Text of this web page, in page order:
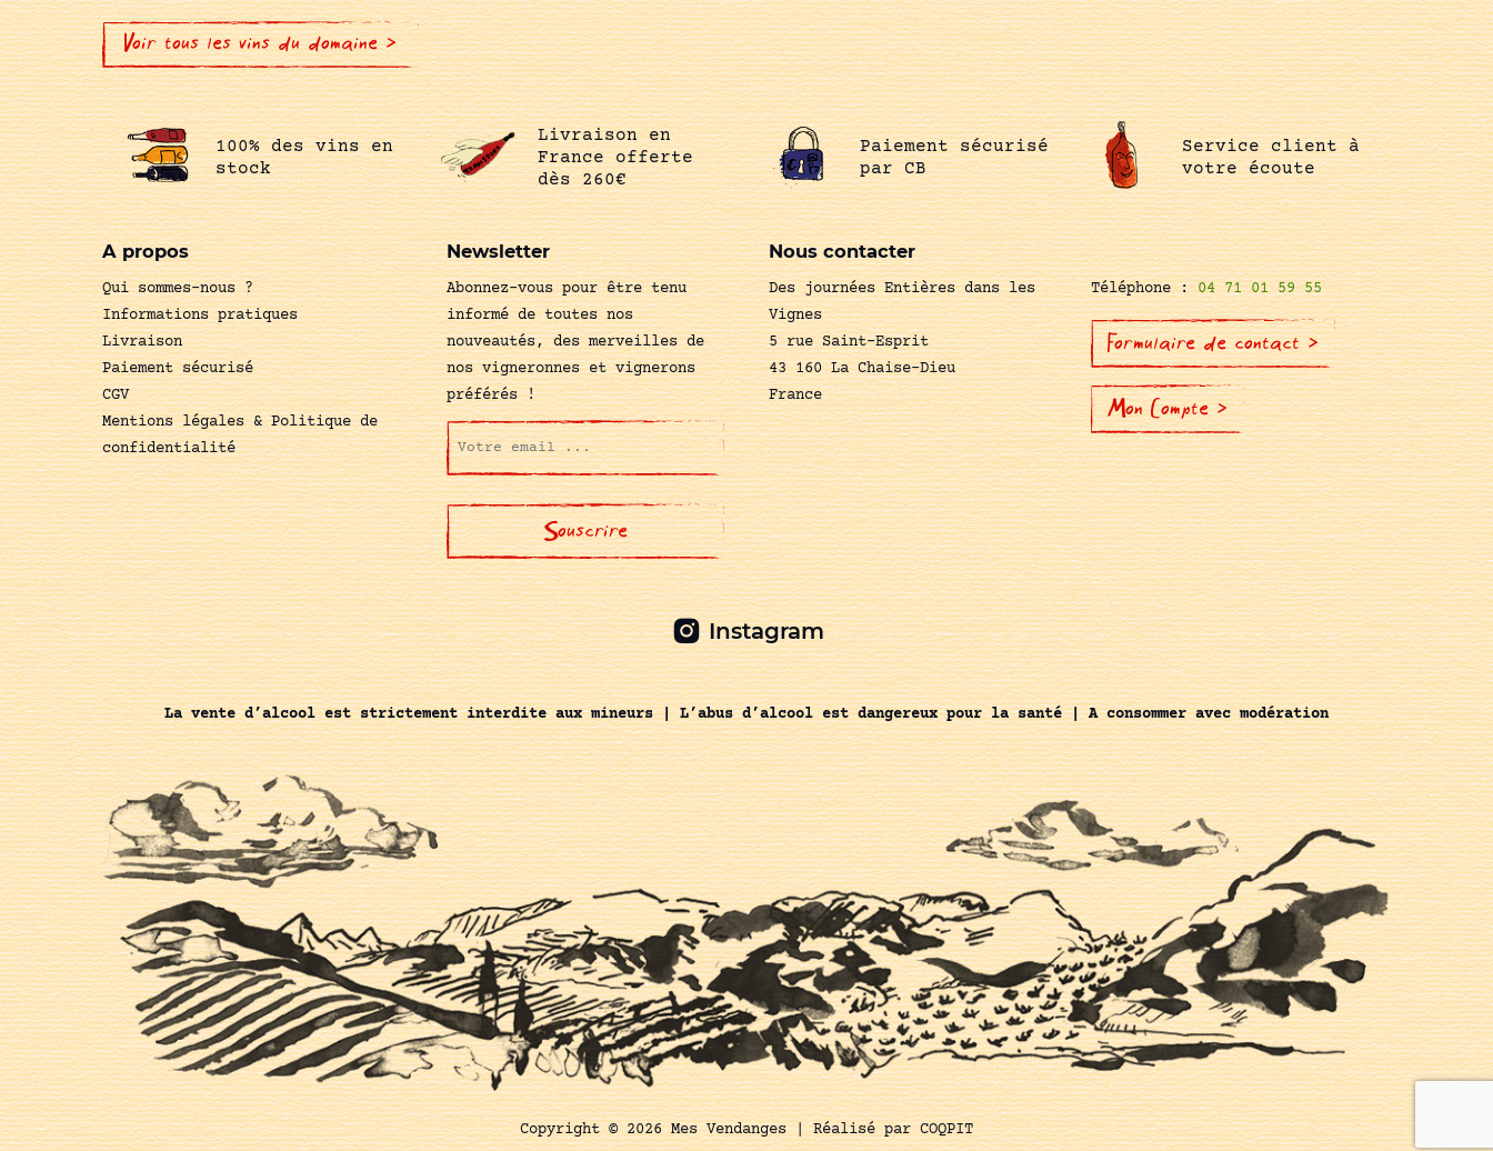
Voir tous les vins du domaine >
100% des vins en
stock
Livraison en
France offerte
dès 260€
Paiement sécurisé
par CB
Service client à
votre écoute
A propos
Qui sommes-nous ?
Informations pratiques
Livraison
Paiement sécurisé
CGV
Mentions légales & Politique de
confidentialité
Newsletter
Abonnez-vous pour être tenu
informé de toutes nos
nouveautés, des merveilles de
nos vigneronnes et vignerons
préférés !
Nous contacter
Des journées Entières dans les
Vignes
5 rue Saint-Esprit
43 160 La Chaise-Dieu
France
Téléphone :04 71 01 59 55
Formulaire de contact >
Mon Compte >
Instagram
La vente d’alcool est strictement interdite aux mineurs | L’abus d’alcool est dangereux pour la santé | A consommer avec modération
Copyright © 2026 Mes Vendanges |Réalisé par COQPIT